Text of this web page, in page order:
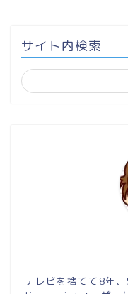
サイト内検索
テレビを捨てて8年